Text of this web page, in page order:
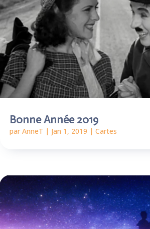
Bonne Année 2019
parAnneT | Jan 1, 2019 | Cartes